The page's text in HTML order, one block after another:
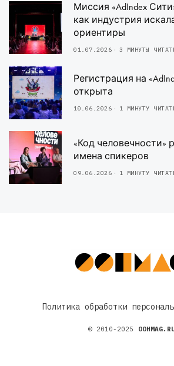
Миссия «AdIndex
как индустрия
ориентиры
01.07.2026 3 МИНУТЫ
Регистрация на
открыта
10.06.2026 1 МИНУТУ
«Код человечности»
имена спикеров
09.06.2026 1 МИНУТУ
Политика обработки
© 2010-2025